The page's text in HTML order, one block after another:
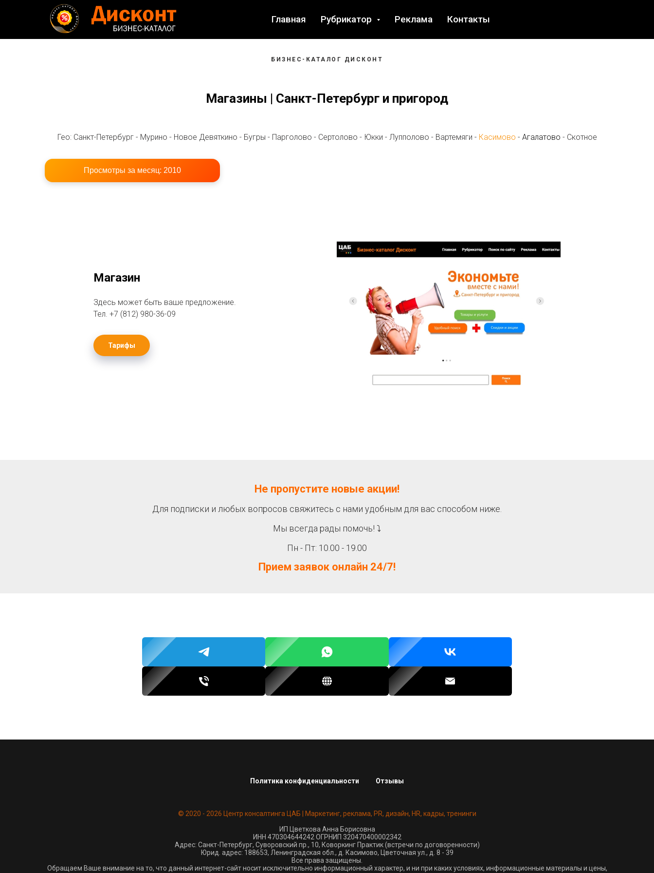
Главная Рубрикатор Реклама Контакты
БИЗНЕС-КАТАЛОГ ДИСКОНТ
Магазины | Санкт-Петербург и пригород
Гео: Санкт-Петербург - Мурино - Новое Девяткино - Бугры - Парголово - Сертолово - Юкки - Лупполово - Вартемяги - Касимово - Агалатово - Скотное
Просмотры за месяц: 2010
Магазин
Здесь может быть ваше предложение.
Тел. +7 (812) 980-36-09
Тарифы
Не пропустите новые акции!
Для подписки и любых вопросов свяжитесь с нами удобным для вас способом ниже.
Мы всегда рады помочь! ⤵
Пн - Пт: 10.00 - 19.00
Прием заявок онлайн 24/7!
Политика конфиденциальности Отзывы
© 2020 - 2026 Центр консалтинга ЦАБ | Маркетинг, реклама, PR, дизайн, HR, кадры, тренинги
ИП Цветкова Анна Борисовна
ИНН 470304644242 ОГРНИП 320470400002342
Адрес: Санкт-Петербург, Суворовский пр., 10, Коворкинг Практик (встречи по договоренности)
Юрид. адрес: 188653, Ленинградская обл., д. Касимово, Цветочная ул., д. 8 - 39
Все права защищены.
Обращаем Ваше внимание на то, что данный интернет-сайт носит исключительно информационный характер, и ни при каких условиях, информационные материалы и цены,